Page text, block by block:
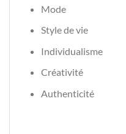
Mode
Style de vie
Individualisme
Créativité
Authenticité